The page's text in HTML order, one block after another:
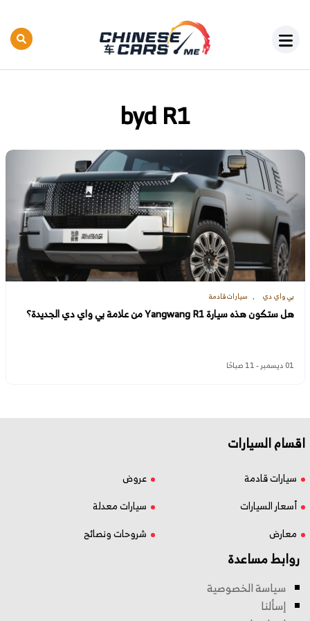
byd R1
بي واي دي سيارات قادمة
هل ستكون هذه سيارة Yangwang R1 من علامة بي واي دي الجديدة؟
01 ديسمبر - 11 صباحًا
اقسام السيارات
سيارات قادمة
عروض
أسعار السيارات
سيارات معدلة
معارض
شروحات ونصائح
روابط مساعدة
سياسة الخصوصية
إسألنا